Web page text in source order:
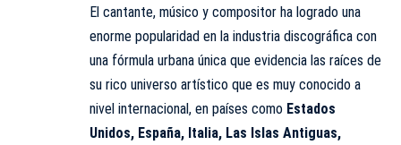
El cantante, músico y compositor ha logrado una
enorme popularidad en la industria discográfica con
una fórmula urbana única que evidencia las raíces de
su rico universo artístico que es muy conocido a
nivel internacional, en países como Estados
Unidos, España, Italia, Las Islas Antiguas,